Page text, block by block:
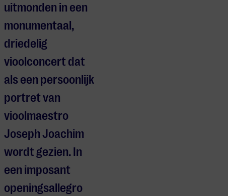
uitmonden in een
monumentaal,
driedelig
vioolconcert dat
als een persoonlijk
portret van
vioolmaestro
Joseph Joachim
wordt gezien. In
een imposant
openingsallegro